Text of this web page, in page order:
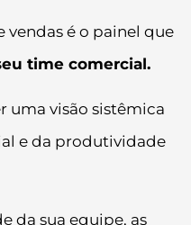
vendas é o painel que
time comercial.
uma visão sistêmica
e da produtividade
da sua equipe, as